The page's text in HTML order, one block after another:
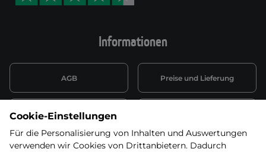
Informationen
AGB Preise und Lieferung
Datenschutzerklärung
Wiederufsbelehrung mit Link
Batterieentsorgung
Cookie-Einstellungen
Für die Personalisierung von Inhalten und Auswertungen
verwenden wir Cookies von Drittanbietern. Dadurch